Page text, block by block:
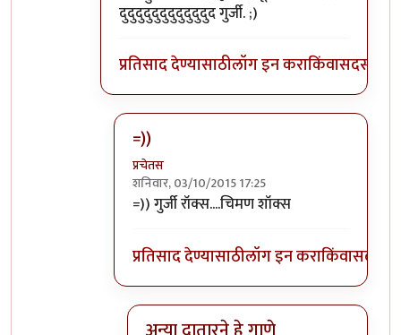
दुदुदुदुदुदुदुदुदुदुदुद गुर्जी. ;)
प्रतिसाद देण्यासाठीलॉग इन कराकिंवासदस्य व्हा
=))
प्रचेतस
शनिवार, 03/10/2015 17:25
In reply toउगी दुसर्‍याला दिर्घद्वेषी
=)) गुर्जी रॉक्स....चिमण शॉक्स
प्रतिसाद देण्यासाठीलॉग इन कराकिंवासदस्य